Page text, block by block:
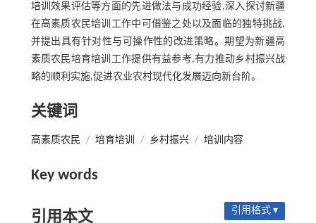
培训效果评估等方面的先进做法与成功经验,深入探讨新疆
在高素质农民培训工作中可借鉴之处以及面临的独特挑战,
并提出具有针对性与可操作性的改进策略。期望为新疆高
素质农民培育培训工作提供有益参考,有力推动乡村振兴战
略的顺利实施,促进农业农村现代化发展迈向新台阶。
关键词
高素质农民 / 培育培训 / 乡村振兴 / 培训内容
Key words
引用本文 引用格式 ▾